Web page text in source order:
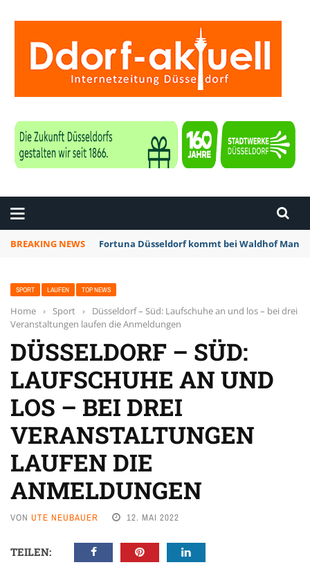
BREAKING NEWS Fortuna Düsseldorf kommt bei Waldhof
SPORT LAUFEN TOP NEWS
Home › Sport ›
Düsseldorf – Süd: Laufschuhe an und los – bei drei
Veranstaltungen laufen die Anmeldungen
DÜSSELDORF – SÜD:
LAUFSCHUHE AN UND
LOS – BEI DREI
VERANSTALTUNGEN
LAUFEN DIE
ANMELDUNGEN
VON UTE NEUBAUER 12. MAI 2022
TEILEN: